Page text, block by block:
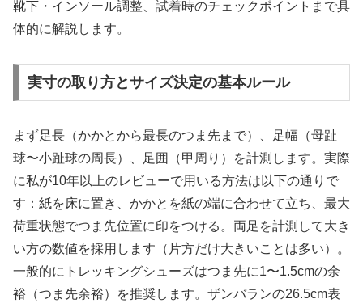
靴下・インソール調整、試着時のチェックポイントまで具
体的に解説します。
実寸の取り方とサイズ決定の基本ルール
まず足長（かかとから最長のつま先まで）、足幅（母趾
球〜小趾球の周長）、足囲（甲周り）を計測します。実際
に私が10年以上のレビューで用いる方法は以下の通りで
す：紙を床に置き、かかとを紙の端に合わせて立ち、最大
荷重状態でつま先位置に印をつける。両足を計測して大き
い方の数値を採用します（片方だけ大きいことは多い）。
一般的にトレッキングシューズはつま先に1〜1.5cmの余
裕（つま先余裕）を推奨します。ザンバランの26.5cm表